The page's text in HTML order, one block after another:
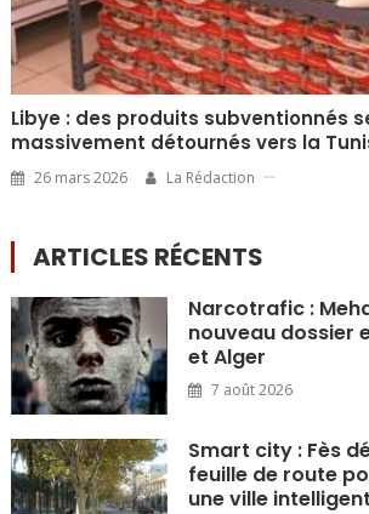
Libye : des produits subventionnés
massivement détournés vers la
26 mars 2026 La Rédaction
ARTICLES RÉCENTS
Narcotrafic :
nouveau dossier
et Alger
7 août 2026
Smart city : Fès
feuille de route
une ville